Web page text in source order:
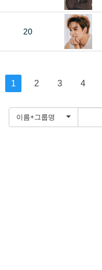
20
1 2 3 4
이름+그룹명